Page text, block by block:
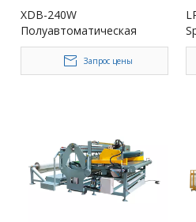
XDB-240W
Полуавтоматическая
барабана
Запрос цены